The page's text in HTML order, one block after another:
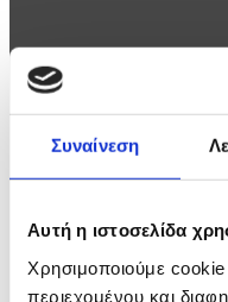
Συναίνεση
Αυτή η ιστοσελίδα
Χρησιμοποιούμε cookie
περιεχομένου και